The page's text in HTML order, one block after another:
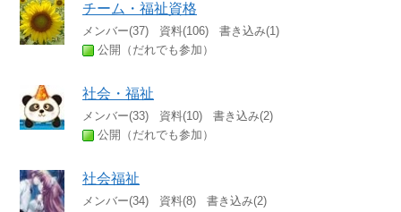
チーム・福祉資格
メンバー(37) 資料(106) 書き込み(1)
公開（だれでも参加）
社会・福祉
メンバー(33) 資料(10) 書き込み(2)
公開（だれでも参加）
社会福祉
メンバー(34) 資料(8) 書き込み(2)